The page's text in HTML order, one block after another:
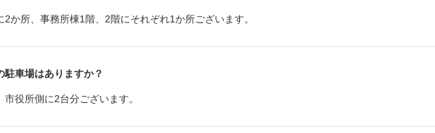
2か所、事務所棟1階、2階にそれぞれ1か所ございます。
駐車場はありますか？
市役所側に2台分ございます。